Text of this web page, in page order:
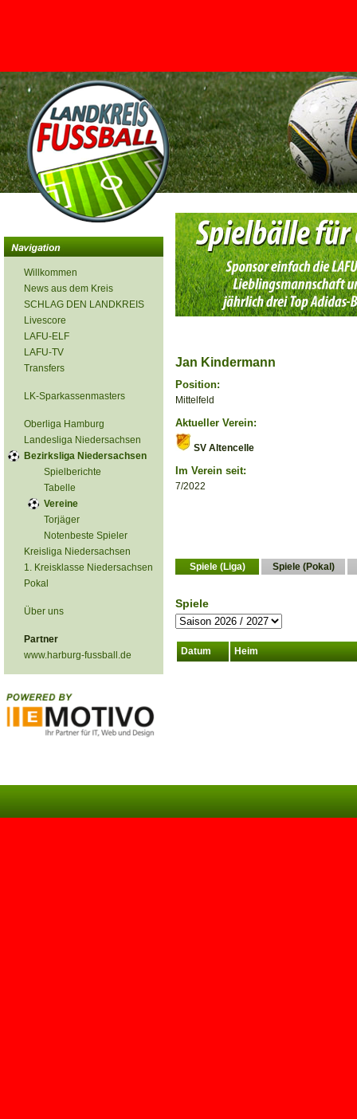
<
Willkommen
News aus dem Kreis
SCHLAG DEN LANDKREIS
Livescore
LAFU-ELF
LAFU-TV
Transfers
LK-Sparkassenmasters
Oberliga Hamburg
Landesliga Niedersachsen
Bezirksliga Niedersachsen
Spielberichte
Tabelle
Vereine
Torjäger
Notenbeste Spieler
Kreisliga Niedersachsen
1. Kreisklasse Niedersachsen
Pokal
Über uns
Partner
www.harburg-fussball.de
Jan Kindermann
Position:
Mittelfeld
Aktueller Verein:
SV Altencelle
Im Verein seit:
7/2022
Spiele (Liga) Spiele (Pokal)
Spiele
Datum Heim